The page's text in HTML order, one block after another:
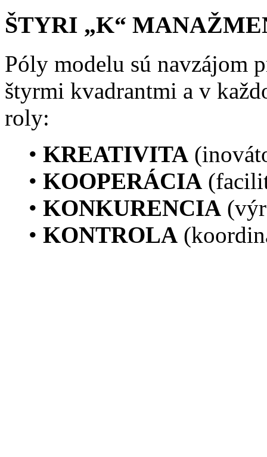
ŠTYRI „K“
Póly modelu sú navzájom
štyrmi kvadrantmi a v
roly:
• KREATIVITA
• KOOPERÁCIA
• KONKURENCIA
• KONTROLA